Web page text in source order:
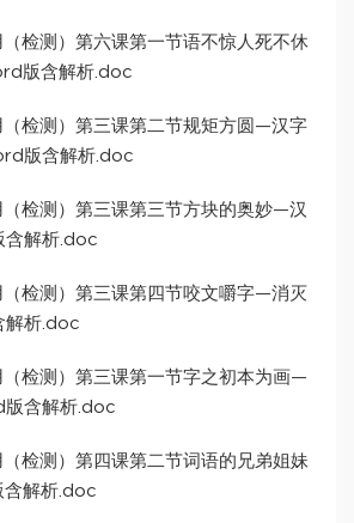
检测）第六课第一节语不惊人死不休
版含解析.doc
检测）第三课第二节规矩方圆—汉字
版含解析.doc
检测）第三课第三节方块的奥妙—汉
解析.doc
检测）第三课第四节咬文嚼字—消灭
解析.doc
检测）第三课第一节字之初本为画—
含解析.doc
检测）第四课第二节词语的兄弟姐妹
解析.doc